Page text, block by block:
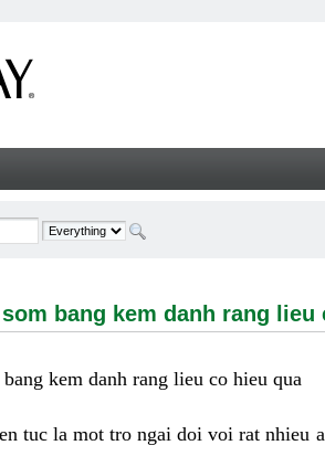
bang kem danh rang lieu co hieu
bang kem danh rang lieu
kem danh rang lieu co hieu qua
tuc la mot tro ngai doi voi rat nhieu